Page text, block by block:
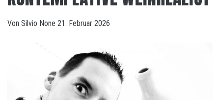
Von Silvio None 21. Februar 2026